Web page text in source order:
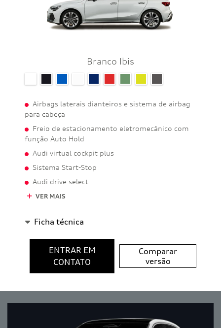
Branco Ibis
Airbags laterais dianteiros e sistema de airbag
para cabeça
Freio de estacionamento eletromecânico com
função Auto Hold
Audi virtual cockpit plus
Sistema Start-Stop
Audi drive select
VER MAIS
Ficha técnica
ENTRAR EM
CONTATO
Comparar
versão